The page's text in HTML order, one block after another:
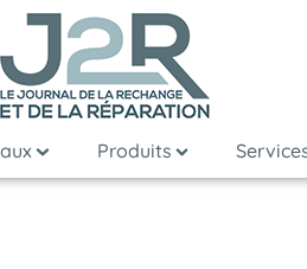
Produits